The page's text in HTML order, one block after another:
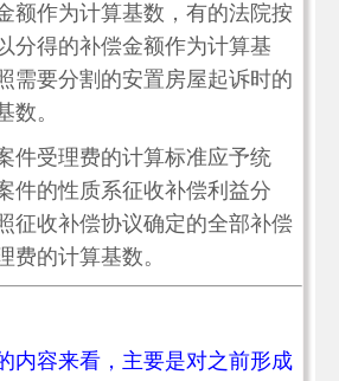
额作为计算基数，有的法院按
分得的补偿金额作为计算基
需要分割的安置房屋起诉时的
数。
件受理费的计算标准应予统
件的性质系征收补偿利益分
征收补偿协议确定的全部补偿
费的计算基数。
内容来看，主要是对之前形成